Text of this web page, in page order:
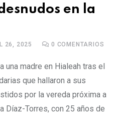
en la
26, 2025 0 COMENTARIOS
una madre en Hialeah tras el
que hallaron a sus
por la vereda próxima a
Díaz-Torres, con 25 años de